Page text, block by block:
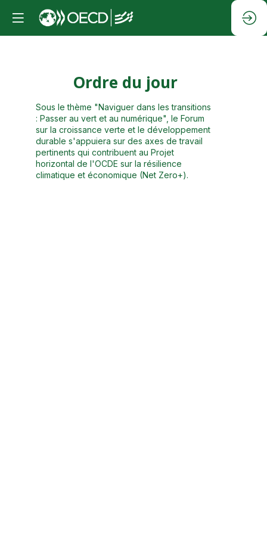
Ordre du jour
Sous le thème "Naviguer dans les transitions
: Passer au vert et au numérique", le Forum
sur la croissance verte et le développement
durable s'appuiera sur des axes de travail
pertinents qui contribuent au Projet
horizontal de l'OCDE sur la résilience
climatique et économique (Net Zero+).